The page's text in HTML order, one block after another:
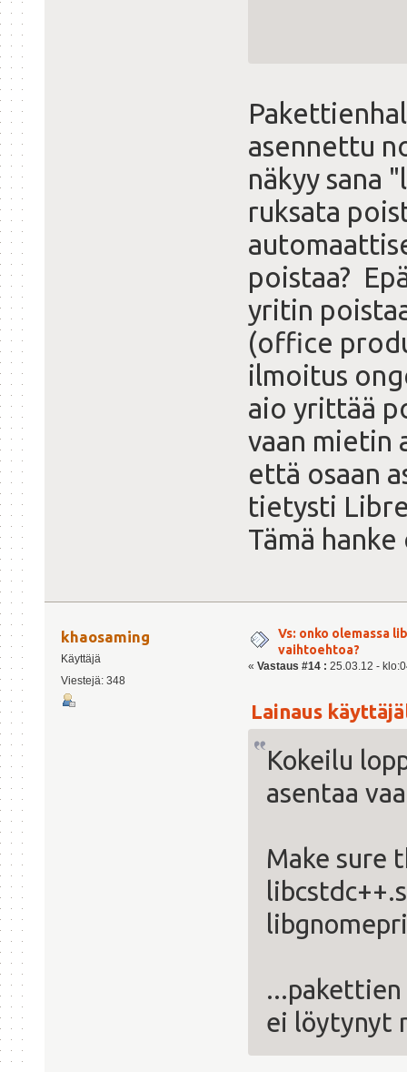
asennettu
näkyy sana
ruksata
poistaa?
yritin
(office
ilmoitus
aio yrittää
vaan mietin
että osaan
tietysti
Tämä
khaosaming
Käyttäjä
Viestejä: 348
Vs: onko olemassa
vaihtoehtoa?
« Vastaus #14 : 25.03.12 -
Lainaus
Kokeilu
asentaa
Make sure
ei löytynyt